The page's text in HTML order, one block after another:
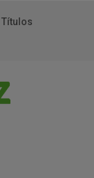
Títulos